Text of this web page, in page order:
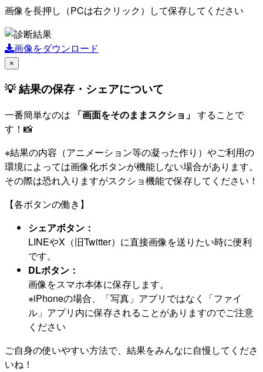
画像を長押し（PCは右クリック）して保存してください
画像をダウンロード
×
💡 結果の保存・シェアについて
一番簡単なのは 「画面をそのままスクショ」 することで
す！📸
※結果の内容（アニメーション等の凝った作り）やご利用の
環境によっては画像化ボタンが機能しない場合があります。
その際は恐れ入りますがスクショ機能で保存してください！
【各ボタンの働き】
シェアボタン：
LINEやX（旧Twitter）に直接画像を送りたい時に便利
です。
DLボタン：
画像をスマホ本体に保存します。
※iPhoneの場合、「写真」アプリではなく「ファイ
ル」アプリ内に保存されることがありますのでご注意
ください
ご自身の使いやすい方法で、結果をみんなに自慢してくださ
いね！